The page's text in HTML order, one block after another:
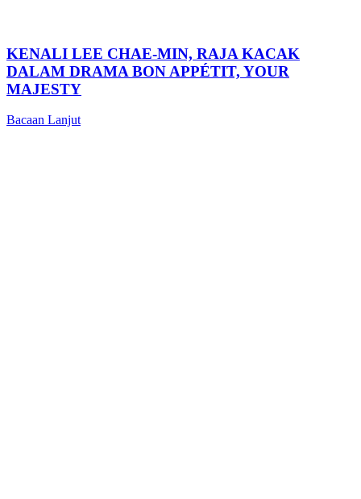
KENALI LEE CHAE-MIN, RAJA KACAK
DALAM DRAMA BON APPÉTIT, YOUR
MAJESTY
Bacaan Lanjut